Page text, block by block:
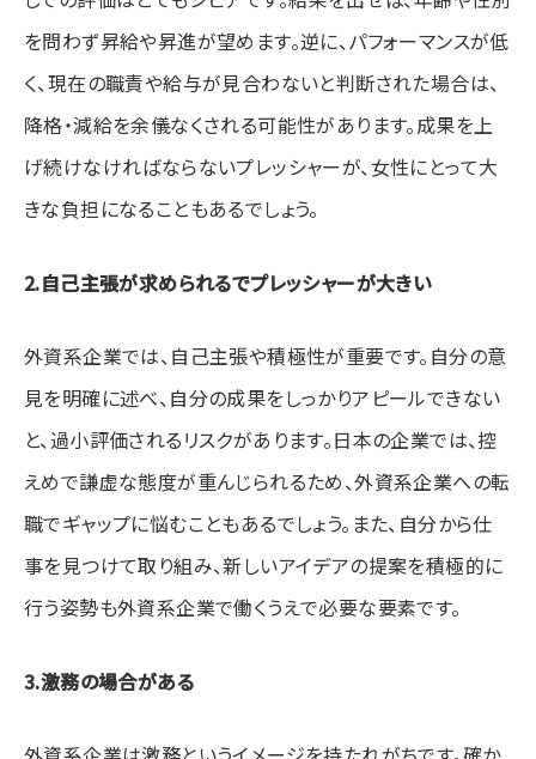
を問わず昇給や昇進が望めます。逆に、パフォーマンスが低
く、現在の職責や給与が見合わないと判断された場合は、
降格・減給を余儀なくされる可能性があります。成果を上
げ続けなければならないプレッシャーが、女性にとって大
きな負担になることもあるでしょう。
2.自己主張が求められるでプレッシャーが大きい
外資系企業では、自己主張や積極性が重要です。自分の意
見を明確に述べ、自分の成果をしっかりアピールできない
と、過小評価されるリスクがあります。日本の企業では、控
えめで謙虚な態度が重んじられるため、外資系企業への転
職でギャップに悩むこともあるでしょう。また、自分から仕
事を見つけて取り組み、新しいアイデアの提案を積極的に
行う姿勢も外資系企業で働くうえで必要な要素です。
3.激務の場合がある